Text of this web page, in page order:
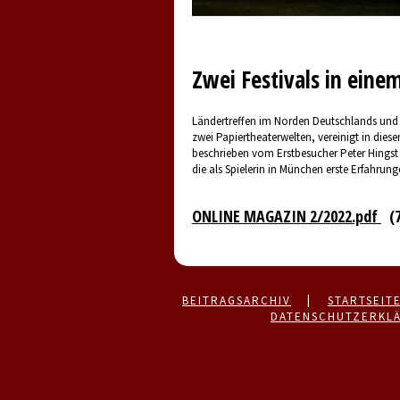
Zwei Festivals in
Ländertreffen im Norden Deutschlands und
zwei Papiertheaterwelten, vereinigt in
beschrieben vom Erstbesucher Peter
die als Spielerin in München erste
ONLINE MAGAZIN 2/2022.pdf
BEITRAGSARCHIV